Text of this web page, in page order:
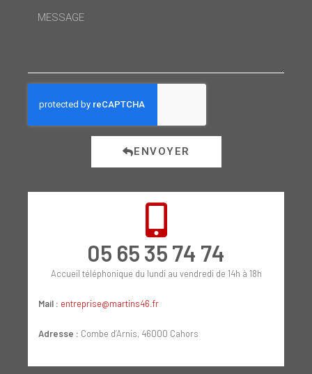
ENVOYER
05 65 35 74 74
Accueil téléphonique du lundi au vendredi de 14h à 18h
Mail : entreprise@martins46.fr
Adresse : Combe d’Arnis, 46000 Cahors